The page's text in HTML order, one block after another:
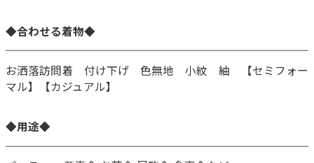
◆合わせる着物◆
お洒落訪問着 付け下げ 色無地 小紋 紬 【セミフォー
マル】【カジュアル】
◆用途◆